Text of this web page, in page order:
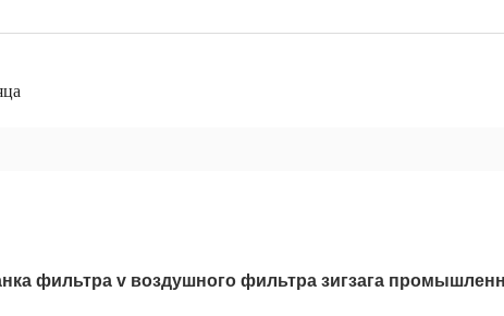
фильтра v воздушного фильтра зигзага